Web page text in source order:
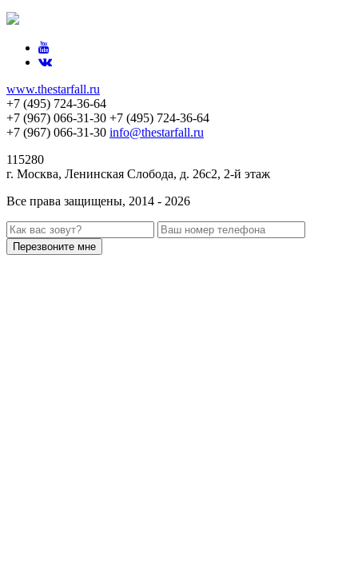
www.thestarfall.ru
+7 (495) 724-36-64
+7 (967) 066-31-30 +7 (495) 724-36-64
+7 (967) 066-31-30 info@thestarfall.ru
115280
г. Москва, Ленинская Слобода, д. 26с2, 2-й этаж
Все права защищены, 2014 - 2026